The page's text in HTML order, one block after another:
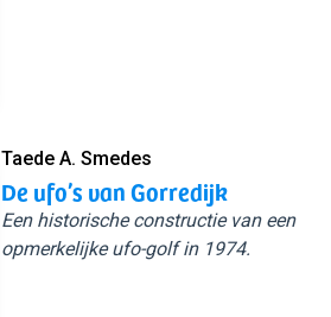
Taede A. Smedes
De ufo’s van Gorredijk
Een historische constructie van een
opmerkelijke ufo-golf in 1974.